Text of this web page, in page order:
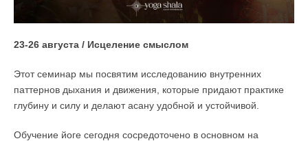
23-26 августа / Исцеление смыслом
Этот семинар мы посвятим исследованию внутренних
паттернов дыхания и движения, которые придают практике
глубину и силу и делают асану удобной и устойчивой.
Обучение йоге сегодня сосредоточено в основном на